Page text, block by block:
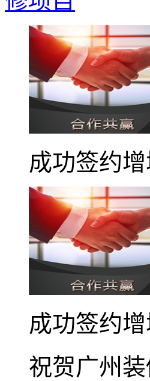
成功签约
成功签约
祝贺广州